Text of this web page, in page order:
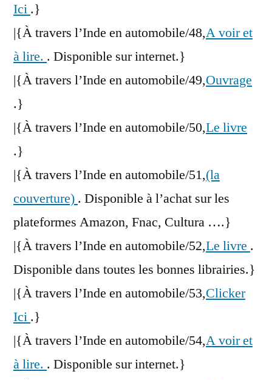
Ici .}
|{À travers l’Inde en automobile/48,A voir et
à lire. . Disponible sur internet.}
|{À travers l’Inde en automobile/49,Ouvrage
.}
|{À travers l’Inde en automobile/50,Le livre
.}
|{À travers l’Inde en automobile/51,(la
couverture) . Disponible à l’achat sur les
plateformes Amazon, Fnac, Cultura ….}
|{À travers l’Inde en automobile/52,Le livre .
Disponible dans toutes les bonnes librairies.}
|{À travers l’Inde en automobile/53,Clicker
Ici .}
|{À travers l’Inde en automobile/54,A voir et
à lire. . Disponible sur internet.}